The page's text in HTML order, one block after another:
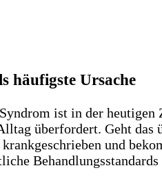
häufigste Ursache
Syndrom ist in der
überfordert. Geht
und